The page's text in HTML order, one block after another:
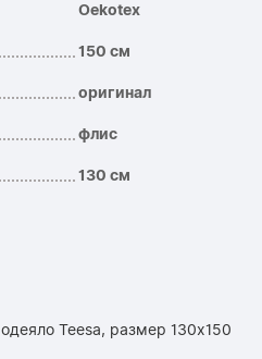
Oekotex
150 см
оригинал
флис
130 см